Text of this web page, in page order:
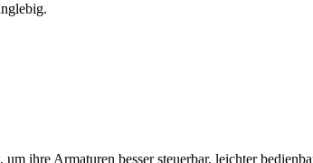
ihre Armaturen besser steuerbar, leichter